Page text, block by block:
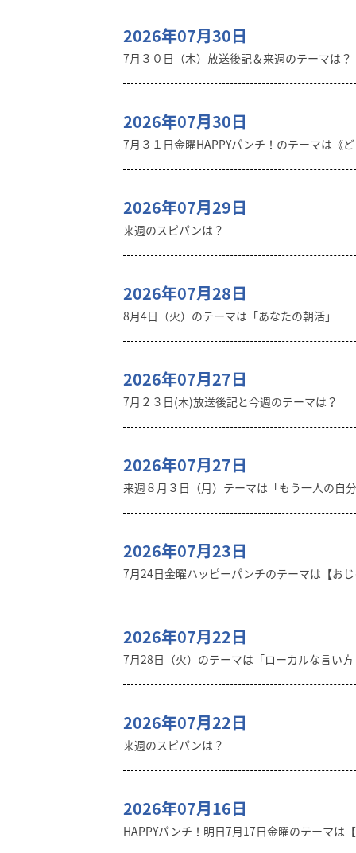
2026年07月30日
7月３０日（木）放送後記＆来週のテーマは？
2026年07月30日
7月３１日金曜HAPPYパンチ！のテーマは《ど
2026年07月29日
来週のスピパンは？
2026年07月28日
8月4日（火）のテーマは「あなたの朝活」
2026年07月27日
7月２３日(木)放送後記と今週のテーマは？
2026年07月27日
来週８月３日（月）テーマは「もう一人の自分
2026年07月23日
7月24日金曜ハッピーパンチのテーマは【お
2026年07月22日
7月28日（火）のテーマは「ローカルな言い方
2026年07月22日
来週のスピパンは？
2026年07月16日
HAPPYパンチ！明日7月17日金曜のテーマは【